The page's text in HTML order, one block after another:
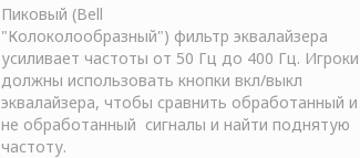
Пиковый (Bell
"Колоколообразный") фильтр эквалайзера
усиливает частоты от 50 Гц до 400 Гц. Игроки
должны использовать кнопки вкл/выкл
эквалайзера, чтобы сравнить обработанный и
не обработанный сигналы и найти поднятую
частоту.